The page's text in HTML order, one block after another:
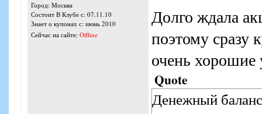
Город: Москва
Состоит В Клубе с: 07.11.10
Знает о купонах с: июнь 2010
Сейчас на сайте: Offline
Долго ждала
поэтому сразу
очень хорошие
Quote
Денежный